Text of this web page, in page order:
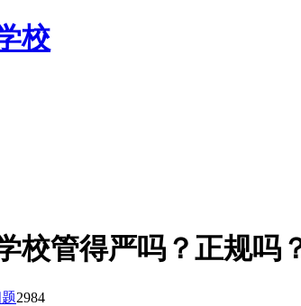
校
校管得严吗？正规吗
2984